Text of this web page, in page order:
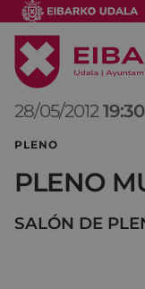
28/05/2012 19:30
PLENO
PLENO
SALÓN DE